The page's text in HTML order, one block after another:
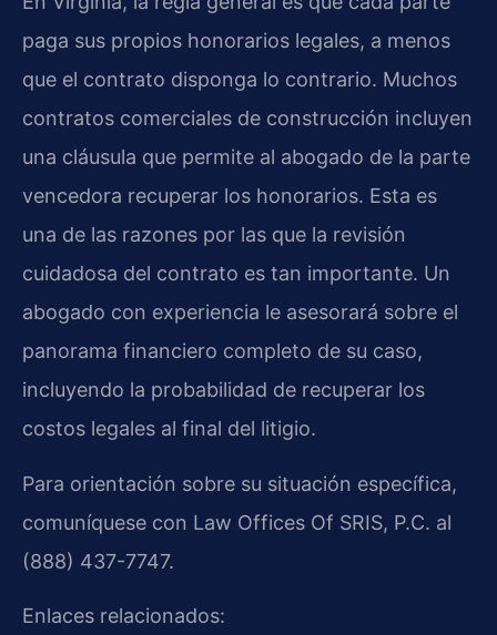
paga sus propios honorarios legales, a menos
que el contrato disponga lo contrario. Muchos
contratos comerciales de construcción incluyen
una cláusula que permite al abogado de la parte
vencedora recuperar los honorarios. Esta es
una de las razones por las que la revisión
cuidadosa del contrato es tan importante. Un
abogado con experiencia le asesorará sobre el
panorama financiero completo de su caso,
incluyendo la probabilidad de recuperar los
costos legales al final del litigio.
Para orientación sobre su situación específica,
comuníquese con Law Offices Of SRIS, P.C. al
(888) 437-7747.
Enlaces relacionados: